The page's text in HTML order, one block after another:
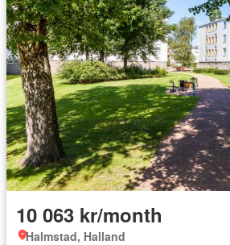
10 063 kr/month
Halmstad, Halland